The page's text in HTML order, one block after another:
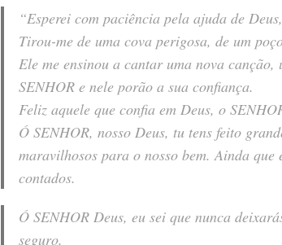
“Esperei com paciência pela ajuda de
Tirou-me de uma cova perigosa, de um
Ele me ensinou a cantar uma nova
SENHOR e nele porão a sua confiança.
Feliz aquele que confia em Deus, o
Ó SENHOR, nosso Deus, tu tens feito
maravilhosos para o nosso bem. Ainda
contados.
Ó SENHOR Deus, eu sei que nunca
seguro.